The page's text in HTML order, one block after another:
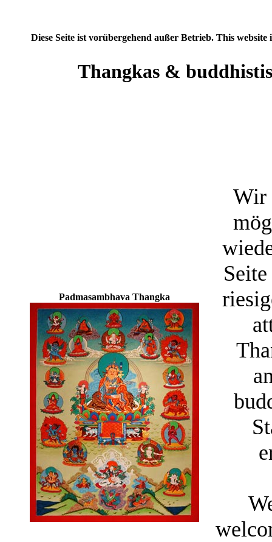
Diese Seite ist vorübergehend außer Betrieb. This
Thangkas &
Padmasambhava Thangka
Wir